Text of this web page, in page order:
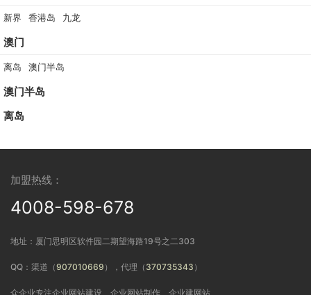
新界 香港岛 九龙
澳门
离岛 澳门半岛
澳门半岛
离岛
加盟热线：
4008-598-678
地址：厦门思明区软件园二期望海路19号之二303
QQ：渠道（907010669 ），代理（ 370735343 ）
众企业专注企业网站建设、企业网站制作、企业建网站